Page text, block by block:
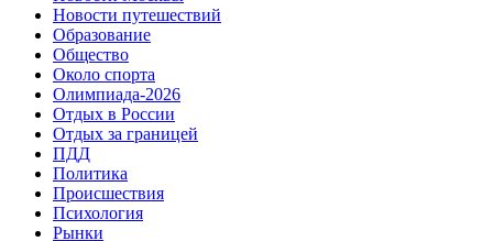
Новости путешествий
Образование
Общество
Около спорта
Олимпиада-2026
Отдых в России
Отдых за границей
ПДД
Политика
Происшествия
Психология
Рынки